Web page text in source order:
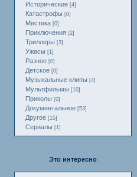
Исторические [4]
Катастрофы [0]
Мистика [0]
Приключения [2]
Триллеры [3]
Ужасы [1]
Разное [0]
Детское [0]
Музыкальные клипы [4]
Мультфильмы [10]
Приколы [0]
Документальное [53]
Другое [15]
Сериалы [1]
Это интересно